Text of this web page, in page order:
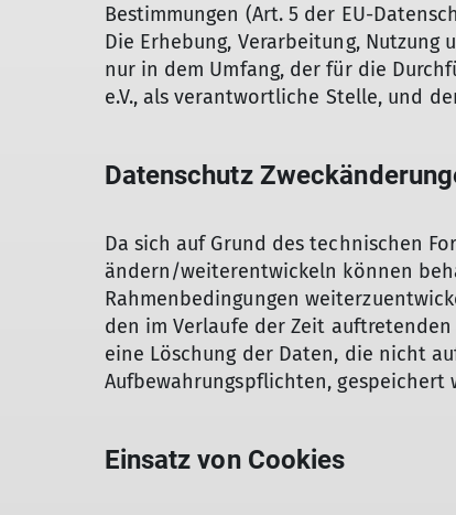
Bestimmungen (Art. 5 der EU-
Die Erhebung, Verarbeitung,
nur in dem Umfang, der für die
e.V., als verantwortliche Stelle, und
Datenschutz
Da sich auf Grund des technischen
ändern/weiterentwickeln können
Rahmenbedingungen
den im Verlaufe der Zeit
eine Löschung der Daten, die nicht
Aufbewahrungspflichten, gespeichert
Einsatz von Cookies